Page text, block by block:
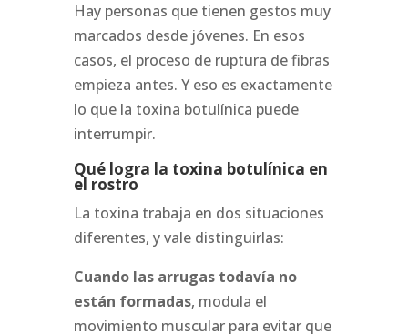
Hay personas que tienen gestos muy
marcados desde jóvenes. En esos
casos, el proceso de ruptura de fibras
empieza antes. Y eso es exactamente
lo que la toxina botulínica puede
interrumpir.
Qué logra la toxina botulínica en
el rostro
La toxina trabaja en dos situaciones
diferentes, y vale distinguirlas:
Cuando las arrugas todavía no
están formadas, modula el
movimiento muscular para evitar que